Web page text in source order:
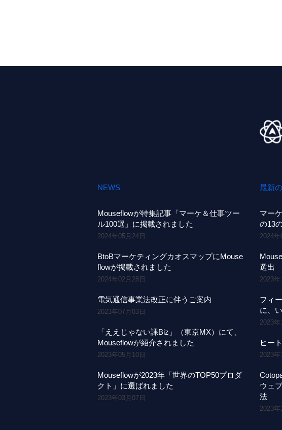
NEWS
Mouseflowが特集記事「マーケ＆仕事ツー
ル100選」に掲載されました
2024年05月24日
BtoBマーケティングカオスマップにMouse
flowが掲載されました
2024年02月28日
電気通信事業法改正に伴うご案内
2023年07月03日
「ええじゃない課Biz」（東京MX）にて、
Mouseflowが紹介されました
2023年05月10日
Mouseflowが2023年「世界のTOP50プロダ
クト」に選ばれました
2023年03月07日
最新
マー
の13
2024年
選出
2023年
フィ
に、
2023年
ヒー
2023年
ウェ
法
2023年